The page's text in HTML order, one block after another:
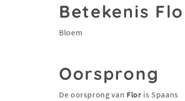
Betekenis
Bloem
Oorsprong
De oorsprong van Flor is Spaans